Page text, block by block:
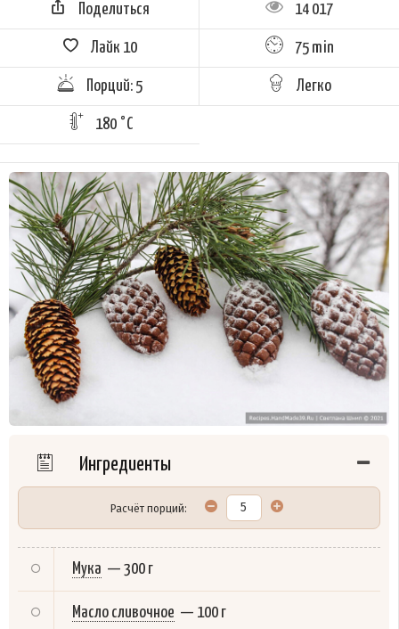
Поделиться 14 017
Лайк 10 75 min
Порций: 5 Легко
180 °C
Ингредиенты
Расчёт порций:
Мука — 300 г
Масло сливочное — 100 г